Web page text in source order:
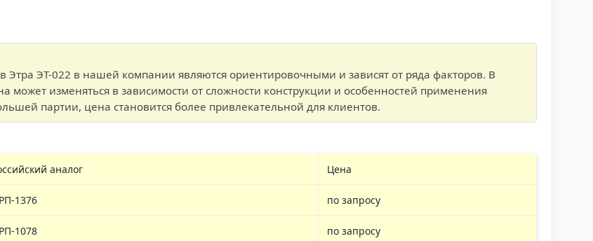
ЭТ-022 в нашей компании являются ориентировочными и зависят от ряда факторов. В
может изменяться в зависимости от сложности конструкции и особенностей применения
партии, цена становится более привлекательной для клиентов.
аналог Цена
1376 по запросу
1078 по запросу